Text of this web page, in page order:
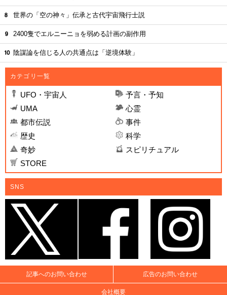
世界の「空の神々」伝承と古代宇宙飛行士説
2400隻でエルニーニョを弱める計画の副作用
陰謀論を信じる人の共通点は「逆境体験」
カテゴリ一覧
UFO・宇宙人
予言・予知
UMA
心霊
都市伝説
事件
歴史
科学
奇妙
スピリチュアル
STORE
SNS
記事へのお問い合わせ 広告のお問い合わせ
会社概要